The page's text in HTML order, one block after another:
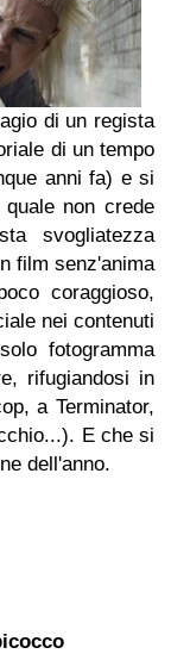
di un regista
di un tempo
anni fa) e si
non crede
svogliatezza
film senz'anima
coraggioso,
nei contenuti
fotogramma
rifugiandosi in
aTerminator,
E che si
dell'anno.